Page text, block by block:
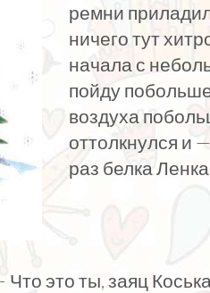
ремни
ничего тут
начала с
пойду
воздуха
оттолкнулся и
раз белка
это ты, заяц